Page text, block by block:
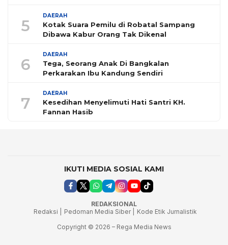
5
DAERAH
Kotak Suara Pemilu di Robatal Sampang
Dibawa Kabur Orang Tak Dikenal
6
DAERAH
Tega, Seorang Anak Di Bangkalan
Perkarakan Ibu Kandung Sendiri
7
DAERAH
Kesedihan Menyelimuti Hati Santri KH.
Fannan Hasib
IKUTI MEDIA SOSIAL KAMI
REDAKSIONAL
Redaksi |
Pedoman Media Siber |
Kode Etik Jurnalistik
Copyright © 2026 – Rega Media News